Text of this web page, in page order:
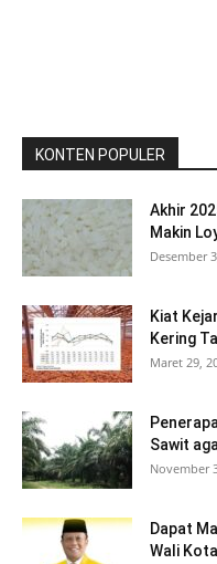
KONTEN POPULER
Akhir
Makin
Desember
Kiat
Kering
Maret 29,
Sawit
November
Dapat
Wali